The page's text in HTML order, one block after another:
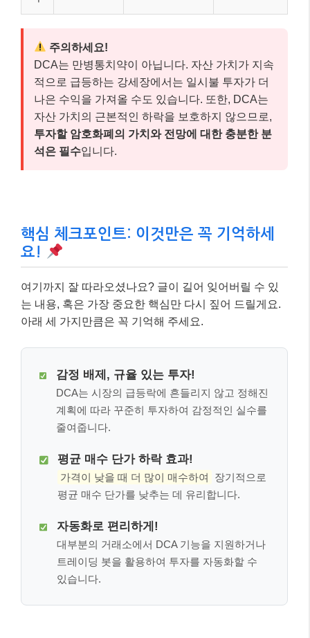
주의하세요!
DCA는 만병통치약이 아닙니다. 자산 가치가 지속
적으로 급등하는 강세장에서는 일시불 투자가 더
나은 수익을 가져올 수도 있습니다. 또한, DCA는
자산 가치의 근본적인 하락을 보호하지 않으므로,
투자할 암호화폐의 가치와 전망에 대한 충분한 분
석은 필수입니다.
핵심 체크포인트: 이것만은 꼭 기억하세
요!
여기까지 잘 따라오셨나요? 글이 길어 잊어버릴 수 있
는 내용, 혹은 가장 중요한 핵심만 다시 짚어 드릴게요.
아래 세 가지만큼은 꼭 기억해 주세요.
감정 배제, 규율 있는 투자!
DCA는 시장의 급등락에 흔들리지 않고 정해진
계획에 따라 꾸준히 투자하여 감정적인 실수를
줄여줍니다.
평균 매수 단가 하락 효과!
가격이 낮을 때 더 많이 매수하여
장기적으로
평균 매수 단가를 낮추는 데 유리합니다.
자동화로 편리하게!
대부분의 거래소에서 DCA 기능을 지원하거나
트레이딩 봇을 활용하여 투자를 자동화할 수
있습니다.